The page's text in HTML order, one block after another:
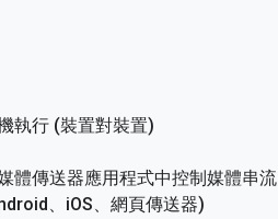
執行 (裝置對裝置)
體傳送器應用程式中控制媒體串流
、iOS、網頁傳送器)